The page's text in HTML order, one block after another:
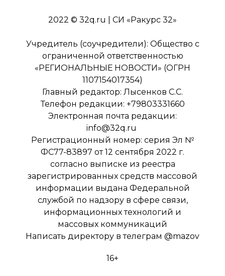
2022 © 32q.ru | СИ «Ракурс 32»
Учредитель (соучредители): Общество с
ограниченной ответственностью
«РЕГИОНАЛЬНЫЕ НОВОСТИ» (ОГРН
1107154017354)
Главный редактор: Лысенков С.С.
Телефон редакции: +79803331660
Электронная почта редакции:
info@32q.ru
Регистрационный номер: серия Эл №
ФС77-83897 от 12 сентября 2022 г.
согласно выписке из реестра
зарегистрированных средств массовой
информации выдана Федеральной
службой по надзору в сфере связи,
информационных технологий и
массовых коммуникаций
Написать директору в телеграм @mazov
16+